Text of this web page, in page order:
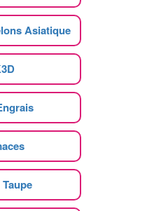
Asiatique